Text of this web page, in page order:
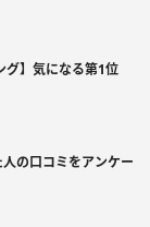
グ】気になる第1位
の口コミをアンケー